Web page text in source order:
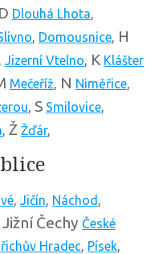
D Dlouhá Lhota,
, Domousnice, H
, Jizerní Vtelno, K Klášter
Mečeříž, N Niměřice,
, S Smilovice,
, Ž Žďár,
, Jičín, Náchod ,
Jižní Čechy České
Hradec, Písek,